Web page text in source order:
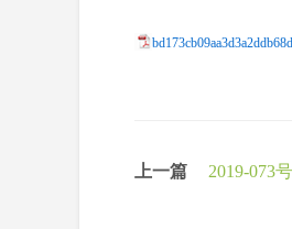
上一篇
2019-073